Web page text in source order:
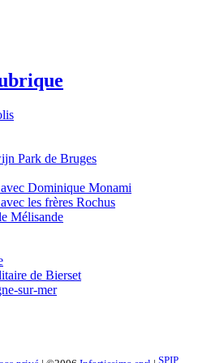
Park de Bruges
Dominique Monami
les frères Rochus
Mélisande
de Bierset
sur-mer